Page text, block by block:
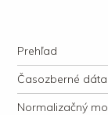
justície
Navigation
Skip to content
Prehľad
Časozberné dáta
Normalizačný